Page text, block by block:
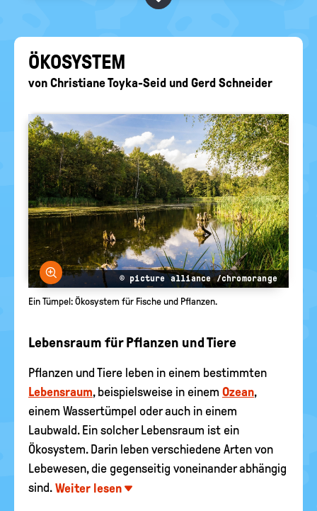
politische
EURE AKTUELLEN FRAGEN...
ÖKO­SYS­TEM
von Christiane Toyka-Seid und Gerd Schneider
Bild vergrößern
© picture alliance /chromorange
Ein Tümpel: Ökosystem für Fische und Pflanzen.
Lebensraum für Pflanzen und Tiere
Pflanzen und Tiere leben in einem bestimmten
Lebensraum, beispielsweise in einem Ozean,
einem Wassertümpel oder auch in einem
Laubwald. Ein solcher Lebensraum ist ein
Ökosystem. Darin leben verschiedene Arten von
Lebewesen, die gegenseitig voneinander abhängig
sind. Weiter lesen